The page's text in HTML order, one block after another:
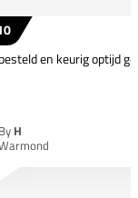
besteld en keurig optijd
By H